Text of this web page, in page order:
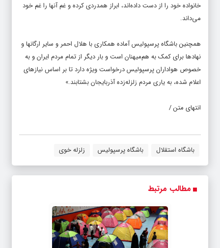
خانواده خود را از دست داده‌اند، ابراز همدردی کرده و غم آنها را غم خود
می‌داند.
همچنین باشگاه پرسپولیس آماده همکاری با هلال احمر و سایر ارگانها و
نهادها برای کمک به هم‌میهنان است و بار دیگر از تمام مردم ایران و به
خصوص هواداران پرسپولیس درخواست ویژه دارد تا بر اساس نیازهای
اعلام شده، به یاری مردم زلزله‌زده آذربایجان بشتابند.»
انتهای متن /
باشگاه استقلال باشگاه پرسپولیس زلزله خوی
مطالب مرتبط